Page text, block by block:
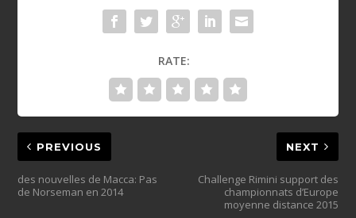
RATE:
PREVIOUS
des nouvelles de Macca: Pas
de Norseman en 2014
NEXT
Challenge Rimini support des
championnats d’Europe
moyenne distance 2015